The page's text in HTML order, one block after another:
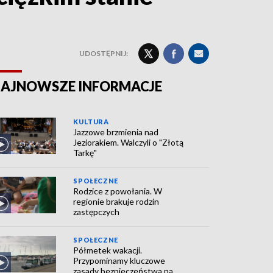
UDOSTĘPNIJ:
INFORMACJE
KULTURA
Jazzowe brzmienia nad
Jeziorakiem. Walczyli o "Złotą
Tarkę"
SPOŁECZNE
Rodzice z powołania. W
regionie brakuje rodzin
zastępczych
SPOŁECZNE
Półmetek wakacji.
Przypominamy kluczowe
zasady bezpieczeństwa na